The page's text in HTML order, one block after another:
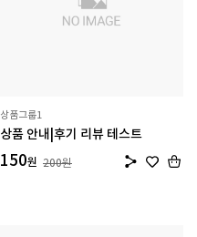
상품그룹1
상품 안내|후기 리뷰 테스트
150원 200원